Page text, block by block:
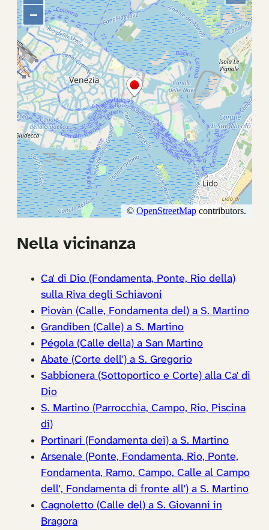
Nella vicinanza
Ca' di Dio (Fondamenta, Ponte, Rio della)
sulla Riva degli Schiavoni
Piovàn (Calle, Fondamenta del) a S. Martino
Grandiben (Calle) a S. Martino
Pégola (Calle della) a San Martino
Abate (Corte dell') a S. Gregorio
Sabbionera (Sottoportico e Corte) alla Ca' di
Dio
S. Martino (Parrocchia, Campo, Rio, Piscina
di)
Portinari (Fondamenta dei) a S. Martino
Arsenale (Ponte, Fondamenta, Rio, Ponte,
Fondamenta, Ramo, Campo, Calle al Campo
dell', Fondamenta di fronte all') a S. Martino
Cagnoletto (Calle del) a S. Giovanni in
Bragora